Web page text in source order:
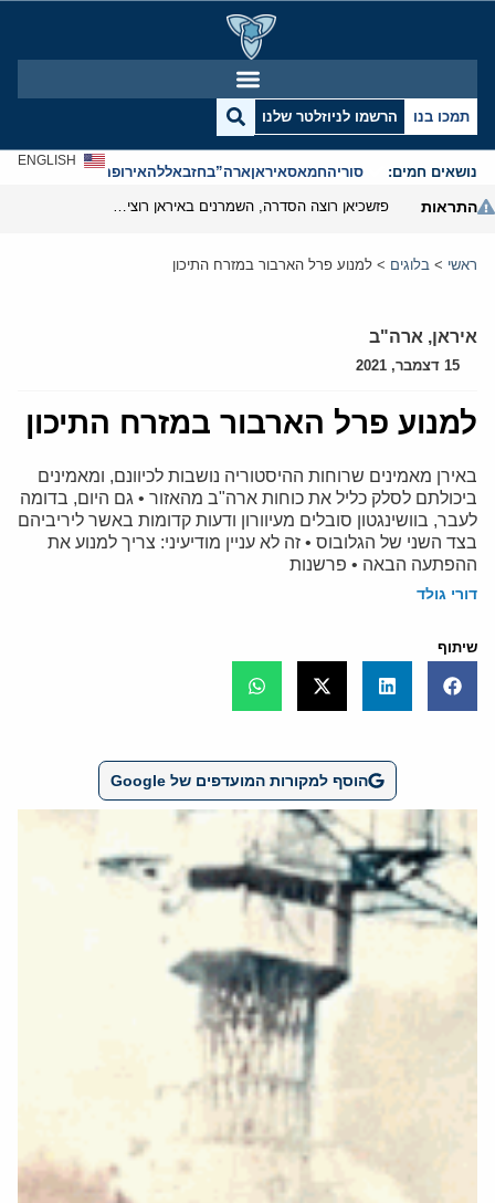
תמכו בנו הרשמו לניוזלטר שלנו
נושאים חמים: סוריהחמאסאיראןארה”בחזבאללהאירופהאנטישמיות
ENGLISH
התראות
ראשי > בלוגים > למנוע פרל הארבור במזרח התיכון
איראן, ארה"ב
15 דצמבר, 2021
למנוע פרל הארבור במזרח התיכון
באירן מאמינים שרוחות ההיסטוריה נושבות לכיוונם, ומאמינים
ביכולתם לסלק כליל את כוחות ארה"ב מהאזור • גם היום, בדומה
לעבר, בוושינגטון סובלים מעיוורון ודעות קדומות באשר ליריביהם
בצד השני של הגלובוס • זה לא עניין מודיעיני: צריך למנוע את
ההפתעה הבאה • פרשנות
דורי גולד
שיתוף
הוסף למקורות המועדפים של Google